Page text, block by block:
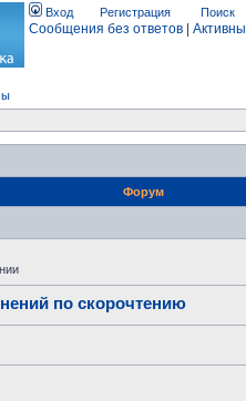
Вход Регистрация Поиск
Сообщения без ответов
Форум
по скорочтению